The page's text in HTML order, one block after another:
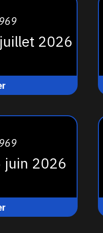
2026
juin 2026